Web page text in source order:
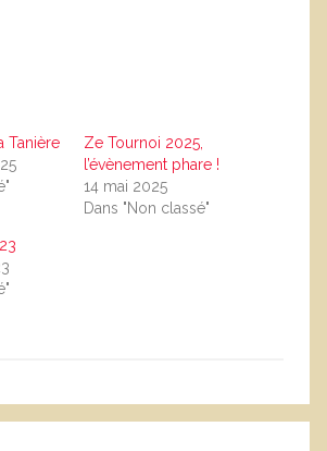
Tanière
Ze Tournoi 2025,
l’évènement phare !
14 mai 2025
Dans "Non classé"